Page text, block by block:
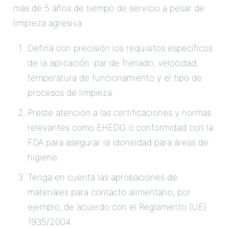
más de 5 años de tiempo de servicio a pesar de
limpieza agresiva.
Defina con precisión los requisitos específicos
de la aplicación: par de frenado, velocidad,
temperatura de funcionamiento y el tipo de
procesos de limpieza.
Preste atención a las certificaciones y normas
relevantes como EHEDG o conformidad con la
FDA para asegurar la idoneidad para áreas de
higiene.
Tenga en cuenta las aprobaciones de
materiales para contacto alimentario, por
ejemplo, de acuerdo con el Reglamento (UE)
1935/2004.